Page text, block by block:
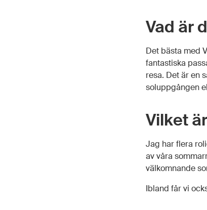
Vad är
Det bästa med
fantastiska
resa. Det är en
soluppgången
Vilket
Jag har flera
av våra
välkomnande
Ibland får vi